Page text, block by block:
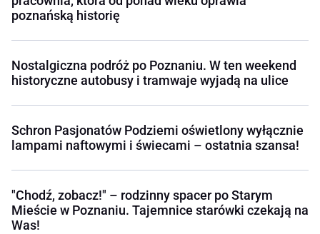
poznańską historię
Nostalgiczna podróż po Poznaniu. W ten weekend
historyczne autobusy i tramwaje wyjadą na ulice
Schron Pasjonatów Podziemi oświetlony wyłącznie
lampami naftowymi i świecami – ostatnia szansa!
"Chodź, zobacz!" – rodzinny spacer po Starym
Mieście w Poznaniu. Tajemnice starówki czekają na
Was!